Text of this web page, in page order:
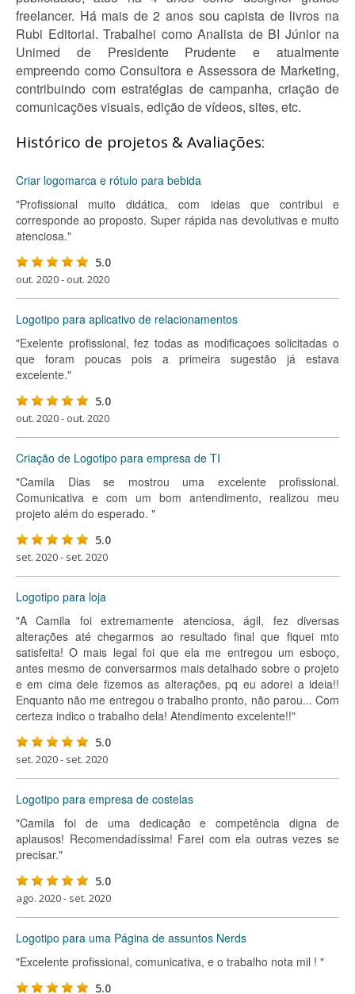
freelancer. Há mais de 2 anos sou capista de livros na
Rubi Editorial. Trabalhei como Analista de BI Júnior na
Unimed de Presidente Prudente e atualmente
empreendo como Consultora e Assessora de Marketing,
contribuindo com estratégias de campanha, criação de
comunicações visuais, edição de vídeos, sites, etc.
Histórico de projetos & Avaliações:
Criar logomarca e rótulo para bebida
"Profissional muito didática, com ideias que contribui e
corresponde ao proposto. Super rápida nas devolutivas e muito
atenciosa."
5.0
out. 2020 - out. 2020
Logotipo para aplicativo de relacionamentos
"Exelente profissional, fez todas as modificaçoes solicitadas o
que foram poucas pois a primeira sugestão já estava
excelente."
5.0
out. 2020 - out. 2020
Criação de Logotipo para empresa de TI
"Camila Dias se mostrou uma excelente profissional.
Comunicativa e com um bom antendimento, realizou meu
projeto além do esperado. "
5.0
set. 2020 - set. 2020
Logotipo para loja
"A Camila foi extremamente atenciosa, ágil, fez diversas
alterações até chegarmos ao resultado final que fiquei mto
satisfeita! O mais legal foi que ela me entregou um esboço,
antes mesmo de conversarmos mais detalhado sobre o projeto
e em cima dele fizemos as alterações, pq eu adorei a ideia!!
Enquanto não me entregou o trabalho pronto, não parou... Com
certeza indico o trabalho dela! Atendimento excelente!!"
5.0
set. 2020 - set. 2020
Logotipo para empresa de costelas
"Camila foi de uma dedicação e competência digna de
aplausos! Recomendadíssima! Farei com ela outras vezes se
precisar."
5.0
ago. 2020 - set. 2020
Logotipo para uma Página de assuntos Nerds
"Excelente profissional, comunicativa, e o trabalho nota mil ! "
5.0